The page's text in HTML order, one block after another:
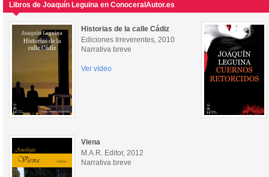
Libros de Joaquín Leguina en ConoceralAutor.es
Historias de la calle Cádiz
Ediciones Irreverentes, 2010
Narrativa breve
Ver vídeo
Viena
M.A.R. Editor, 2012
Narrativa breve